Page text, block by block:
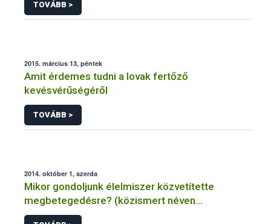
TOVÁBB >
2015. március 13, péntek
Amit érdemes tudni a lovak fertőző
kevésvérűségéről
TOVÁBB >
2014. október 1, szerda
Mikor gondoljunk élelmiszer közvetítette
megbetegedésre? (közismert néven
ételmérgezésre, ételfertőzésre)